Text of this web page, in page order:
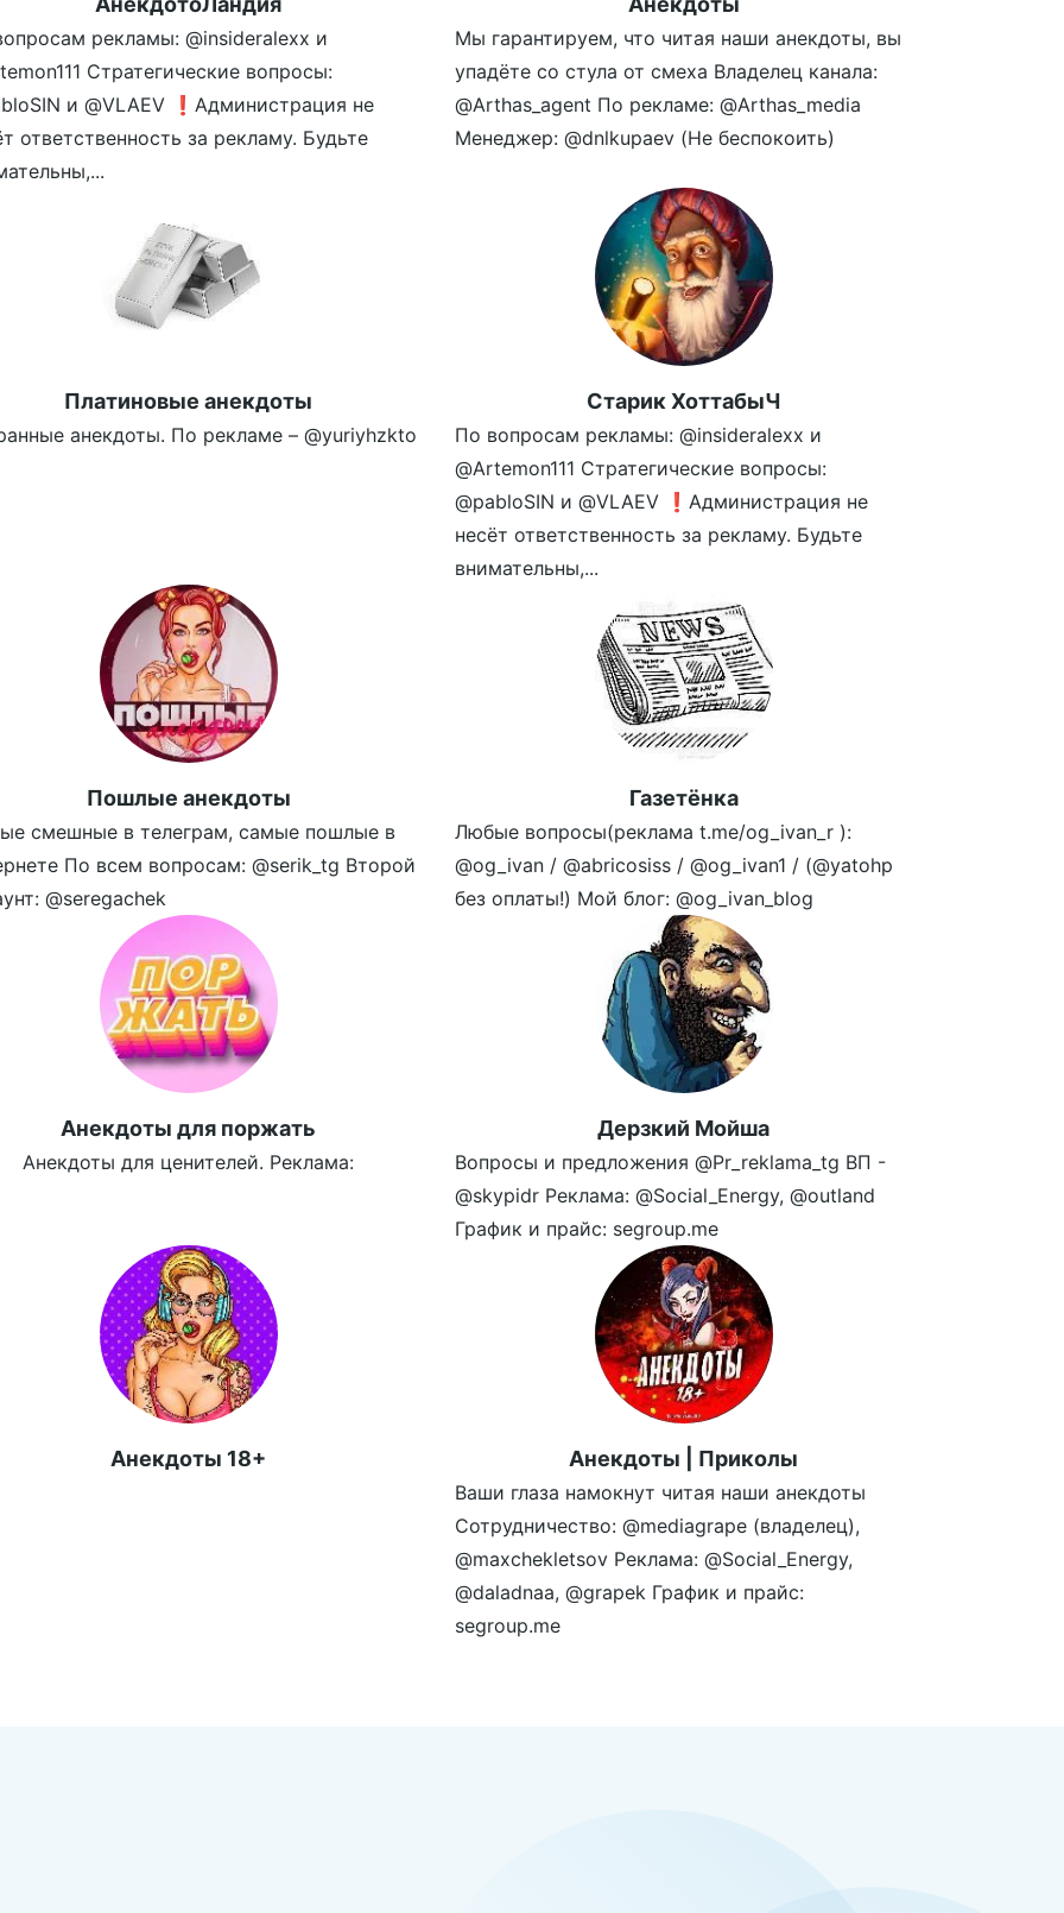
рекламы: @insideralexx и
Стратегические вопросы:
и @VLAEV ❗️Администрация не
ответственность за рекламу. Будьте
Мы гарантируем, что читая наши анекдоты, вы
упадёте со стула от смеха Владелец канала:
@Arthas_agent По рекламе: @Arthas_media
Менеджер: @dnlkupaev (Не беспокоить)
Платиновые анекдоты
анекдоты. По рекламе – @yuriyhzkto
Старик ХоттабыЧ
По вопросам рекламы: @insideralexx и
@Artemon111 Стратегические вопросы:
@pabloSIN и @VLAEV ❗️Администрация не
несёт ответственность за рекламу. Будьте
внимательны,...
Пошлые анекдоты
смешные в телеграм, самые пошлые в
По всем вопросам: @serik_tg Второй
@seregachek
Газетёнка
Любые вопросы(реклама t.me/og_ivan_r ):
@og_ivan / @abricosiss / @og_ivan1 / (@yatohp
без оплаты!) Мой блог: @og_ivan_blog
Aнекдоты для поржать
Анекдоты для ценителей. Реклама:
Дерзкий Мойша
Вопросы и предложения @Pr_reklama_tg ВП -
@skypidr Реклама: @Social_Energy, @outland
График и прайс: segroup.me
Анекдоты 18+ Анекдоты | Приколы
Ваши глаза намокнут читая наши анекдоты
Сотрудничество: @mediagrape (владелец),
@maxchekletsov Реклама: @Social_Energy,
@daladnaa, @grapek График и прайс:
segroup.me